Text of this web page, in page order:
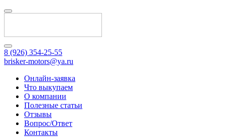
8 (926) 354-25-55
brisker-motors@ya.ru
Онлайн-заявка
Что выкупаем
О компании
Полезные статьи
Отзывы
Вопрос/Ответ
Контакты